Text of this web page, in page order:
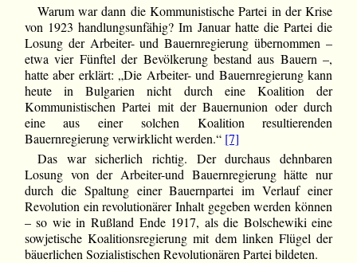
Warum war dann die Kommunistische Partei in der Krise
von 1923 handlungsunfähig? Im Januar hatte die Partei die
Losung der Arbeiter- und Bauernregierung übernommen –
etwa vier Fünftel der Bevölkerung bestand aus Bauern –,
hatte aber erklärt: „Die Arbeiter- und Bauernregierung kann
heute in Bulgarien nicht durch eine Koalition der
Kommunistischen Partei mit der Bauernunion oder durch
eine aus einer solchen Koalition resultierenden
Bauernregierung verwirklicht werden.“ [7]
Das war sicherlich richtig. Der durchaus dehnbaren
Losung von der Arbeiter-und Bauernregierung hätte nur
durch die Spaltung einer Bauernpartei im Verlauf einer
Revolution ein revolutionärer Inhalt gegeben werden können
– so wie in Rußland Ende 1917, als die Bolschewiki eine
sowjetische Koalitionsregierung mit dem linken Flügel der
bäuerlichen Sozialistischen Revolutionären Partei bildeten.